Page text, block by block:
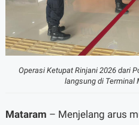
Operasi Ketupat Rinjani 2026 dari
langsung di Terminal
Mataram – Menjelang arus